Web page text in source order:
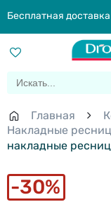
Бесплатная
Главная
Накладные
накладные
30%